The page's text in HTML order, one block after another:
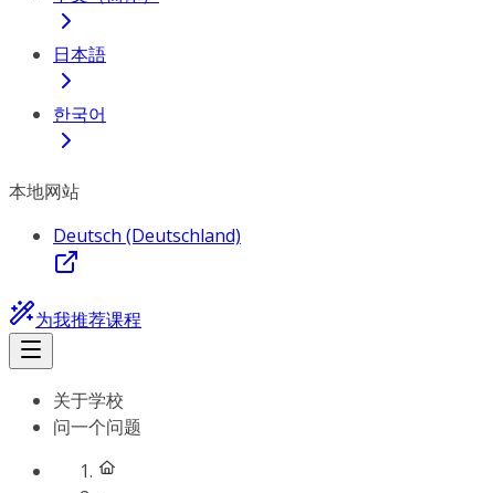
日本語
한국어
本地网站
Deutsch (Deutschland)
为我推荐课程
关于学校
问一个问题